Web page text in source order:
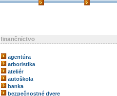
finančníctvo
agentúra
arboristika
ateliér
autoškola
banka
bezpečnostné dvere